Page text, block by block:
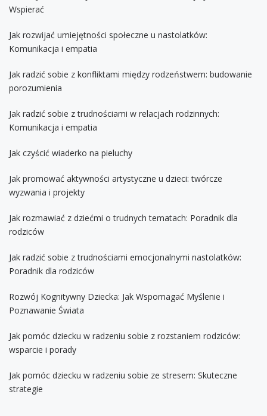
Wspierać
Jak rozwijać umiejętności społeczne u nastolatków:
Komunikacja i empatia
Jak radzić sobie z konfliktami między rodzeństwem: budowanie
porozumienia
Jak radzić sobie z trudnościami w relacjach rodzinnych:
Komunikacja i empatia
Jak czyścić wiaderko na pieluchy
Jak promować aktywności artystyczne u dzieci: twórcze
wyzwania i projekty
Jak rozmawiać z dziećmi o trudnych tematach: Poradnik dla
rodziców
Jak radzić sobie z trudnościami emocjonalnymi nastolatków:
Poradnik dla rodziców
Rozwój Kognitywny Dziecka: Jak Wspomagać Myślenie i
Poznawanie Świata
Jak pomóc dziecku w radzeniu sobie z rozstaniem rodziców:
wsparcie i porady
Jak pomóc dziecku w radzeniu sobie ze stresem: Skuteczne
strategie